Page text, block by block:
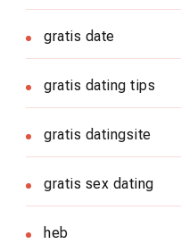
gratis date
gratis dating tips
gratis datingsite
gratis sex dating
heb